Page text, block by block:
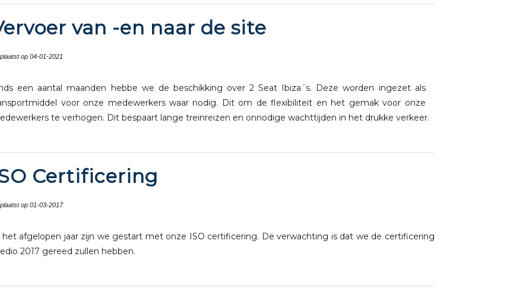
van -en naar de site
op 04-01-2021
een aantal maanden hebbe we de beschikking over 2 Seat Ibiza´s. Deze worden ingezet als
voor onze medewerkers waar nodig. Dit om de flexibiliteit en het gemak voor onze
te verhogen. Dit bespaart lange treinreizen en onnodige wachttijden in het drukke verkeer.
Certificering
op 01-03-2017
het afgelopen jaar zijn we gestart met onze ISO certificering. De verwachting is dat we de certificering
2017 gereed zullen hebben.